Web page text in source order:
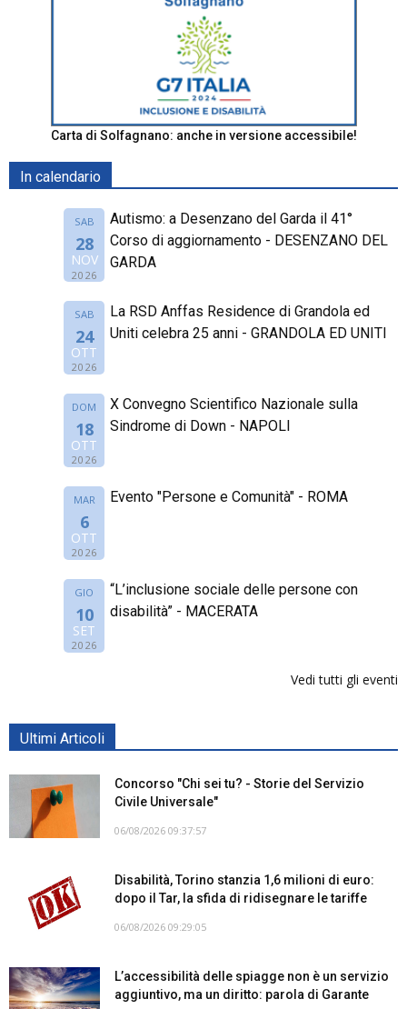
Carta di Solfagnano: anche in versione accessibile!
In calendario
SAB
28
NOV
2026
Autismo: a Desenzano del Garda il 41°
Corso di aggiornamento - DESENZANO DEL
GARDA
SAB
24
OTT
2026
La RSD Anffas Residence di Grandola ed
Uniti celebra 25 anni - GRANDOLA ED UNITI
DOM
18
OTT
2026
X Convegno Scientifico Nazionale sulla
Sindrome di Down - NAPOLI
MAR
6
OTT
2026
Evento "Persone e Comunità" - ROMA
GIO
10
SET
2026
“L’inclusione sociale delle persone con
disabilità” - MACERATA
Vedi tutti gli eventi
Ultimi Articoli
Concorso "Chi sei tu? - Storie del Servizio
Civile Universale"
06/08/2026 09:37:57
Disabilità, Torino stanzia 1,6 milioni di euro:
dopo il Tar, la sfida di ridisegnare le tariffe
06/08/2026 09:29:05
L’accessibilità delle spiagge non è un servizio
aggiuntivo, ma un diritto: parola di Garante